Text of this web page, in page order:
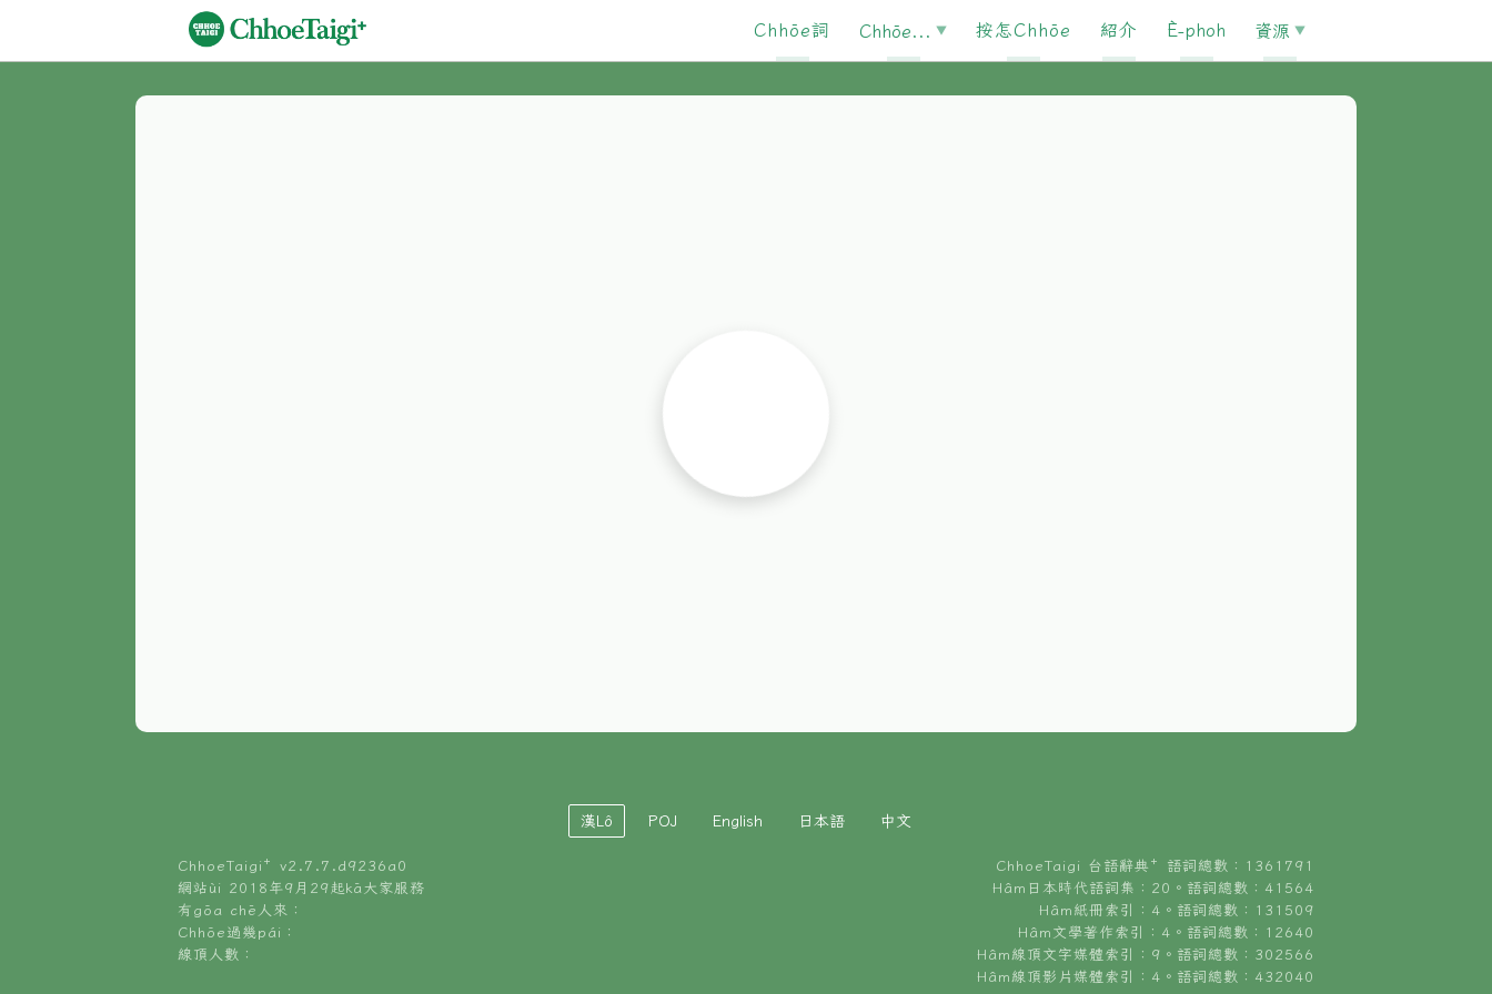
Chhōe詞 Chhōe... 按怎Chhōe 紹介 È-phoh 資源
漢Lô POJ English 日本語 中文
ChhoeTaigi⁺ v2.7.7.d9236a0
網站ùi 2018年9月29起kā大家服務
有gōa chē人來：
Chhōe過幾pái：
線頂人數：
ChhoeTaigi 台語辭典⁺ 語詞總數：1361791
Hâm日本時代語詞集：20。語詞總數：41564
Hâm紙冊索引：4。語詞總數：131509
Hâm文學著作索引：4。語詞總數：12640
Hâm線頂文字媒體索引：9。語詞總數：302566
Hâm線頂影片媒體索引：4。語詞總數：432040